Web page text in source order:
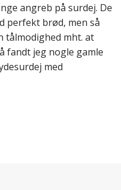
angreb på surdej. De
perfekt brød, men så
tålmodighed mht. at
fandt jeg nogle gamle
med